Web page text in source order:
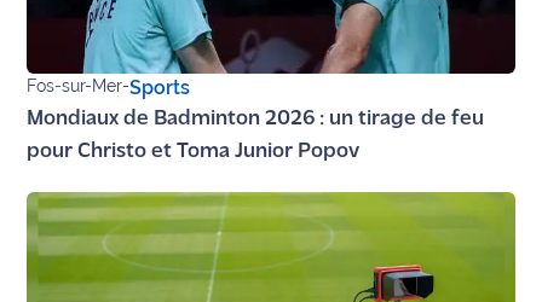
légales
Conditions
générales
d'utilisation du
site maritima.fr
Archives
Fos-sur-Mer-Sports
Mondiaux de Badminton 2026 : un tirage de feu
pour Christo et Toma Junior Popov